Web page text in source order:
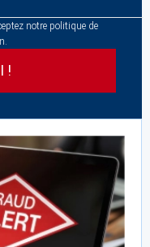
notre politique de